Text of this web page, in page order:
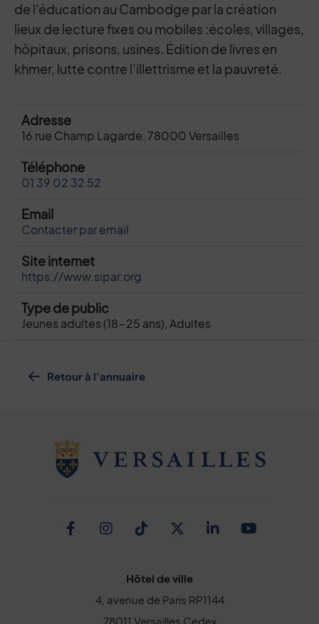
de l'éducation au Cambodge par la création
lieux de lecture fixes ou mobiles :écoles, villages,
hôpitaux, prisons, usines. Édition de livres en
khmer, lutte contre l’illettrisme et la pauvreté.
Adresse
16 rue Champ Lagarde, 78000 Versailles
Téléphone
01 39 02 32 52
Email
Contacter par email
Site internet
https://www.sipar.org
Type de public
Jeunes adultes (18-25 ans), Adultes
Retour à l'annuaire
Facebook
Instagram
TikTokTwitter
Linkedin
Hôtel de ville
4, avenue de Paris RP1144
78011 Versailles Cedex